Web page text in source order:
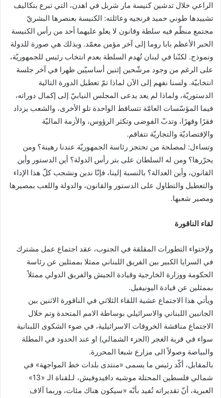
الراعي خلال تدشين كنيسة مار شربل في اهدن، التي تبرع بتكاليف
تشييدها طوني حميد فرنجيه وعائلته: الكنيسة بعنصرها البشريّ
مجتمع منظّم فيه سلطة وقانون لا يعلو عليهما أحد من رأس الكنيسة
الحبر الأعظم بابا روما إلى آخر مؤمن معمّد. وبذلك هي صورة للدولة
ونموذج. لكنّنا في لبنان تُهدم السلطة بعدم انتخاب رئيس للجمهوريّة،
على الرغم من وجود مرشّحين إثنين أساسيّين ظهرا في آخر جلسة
انتخابيّة. ولسنا نفهم إلى الآن لماذا تمّ تعطيل الدورة التالية
الدستوريّة، ولماذا لم يعد يدعى المجلس النيابيّ إلى إكمال دوراته،
فيما المؤسّسات العامّة تتساقط الواحدة تلو الأخرى، والشعب يزداد
فقرًا وقهرًا، وتدبّ الفوضى وتكثر الرؤوس، والأزمة الماليّة
والإقتصاديّة والتجاريّة تتفاقم.
وتساءل: لمصلحة من تحتجز رئاسة الجمهوريّة عندنا رهينة؟ ومن
يحرّرها؟ ومن له السلطان على بتر رأس الدولة؟ أين الدستور وأين
القانون، وأين العدالة؟ بالنسبة إلينا، فإنّا ندين ونشجب كلّ هذا الإداء
والتعطيل والتطاول على الدستور والقانون، والدولة واللعب بمصيرها
ومصير شعبها.
لقاء الناقورة
ولإحتواء التطورات المقلقة في الجنوب، عقد اجتماع عمل مشترك
في السرايا الكبير بين الفريق اللبناني ممثلا بممثلين عن رئاسة
الحكومة ووزارة الخارجية وقيادة الجيش والفريق الدولي ممثلاً
بممثلين عن قيادة اليونيفيل.
ويأتي هذا الاجتماع عشية اللقاء الثلاثي في الناقورة الاثنين بين
الجانبين اللبناني والاسرائيلي بوساطة الامم المتحدة وتم خلال
الاجتماع مناقشة الخروقات الاسرائيلية، في ضوء الشكوى اللبنانية
سواء في قرية الغجر (الجزء الشمالي) او عند الحدود في المطلة
والبياضة وصولاً الى مزارع شبعا المحررة.
بالمقابل، أكّد رئيس ما يسمى «منتدى بلدات خط المواجهة» في
شمالي فلسطين المحتلة موشيه دافيدوفيش، لـلقناة الـ «13»
العبرية، أنّ تقديراته تُفيد بأنّه «سيكون هناك مئات، وربما آلاف